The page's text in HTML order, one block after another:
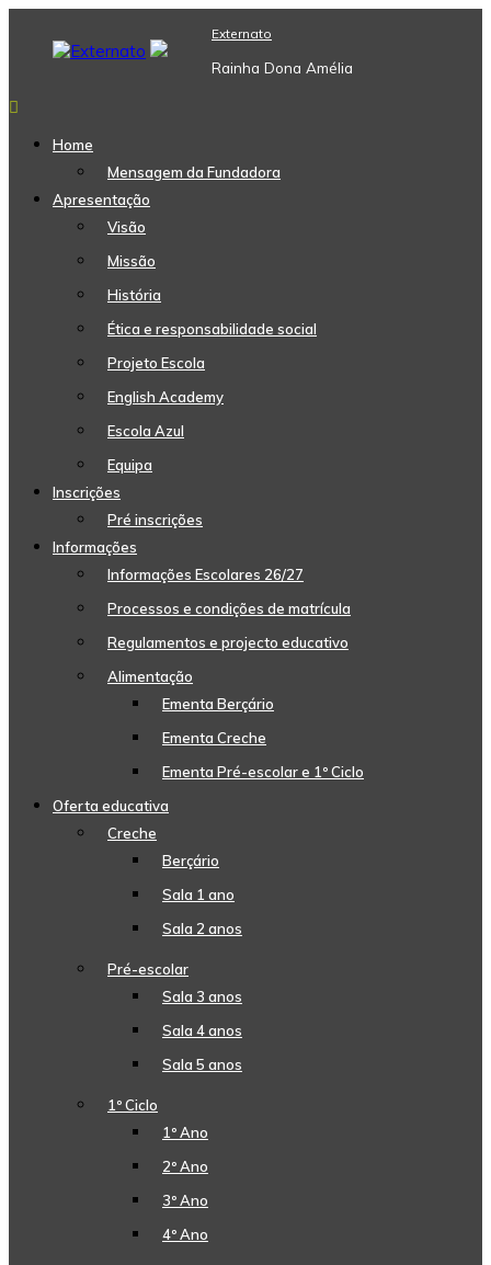
content
Externato
Rainha Dona Amélia
Home
Mensagem da Fundadora
Apresentação
Visão
Missão
História
Ética e responsabilidade social
Projeto Escola
English Academy
Escola Azul
Equipa
Inscrições
Pré inscrições
Informações
Informações Escolares 26/27
Processos e condições de matrícula
Regulamentos e projecto educativo
Alimentação
Ementa Berçário
Ementa Creche
Ementa Pré-escolar e 1º Ciclo
Oferta educativa
Creche
Berçário
Sala 1 ano
Sala 2 anos
Pré-escolar
Sala 3 anos
Sala 4 anos
Sala 5 anos
1º Ciclo
1º Ano
2º Ano
3º Ano
4º Ano